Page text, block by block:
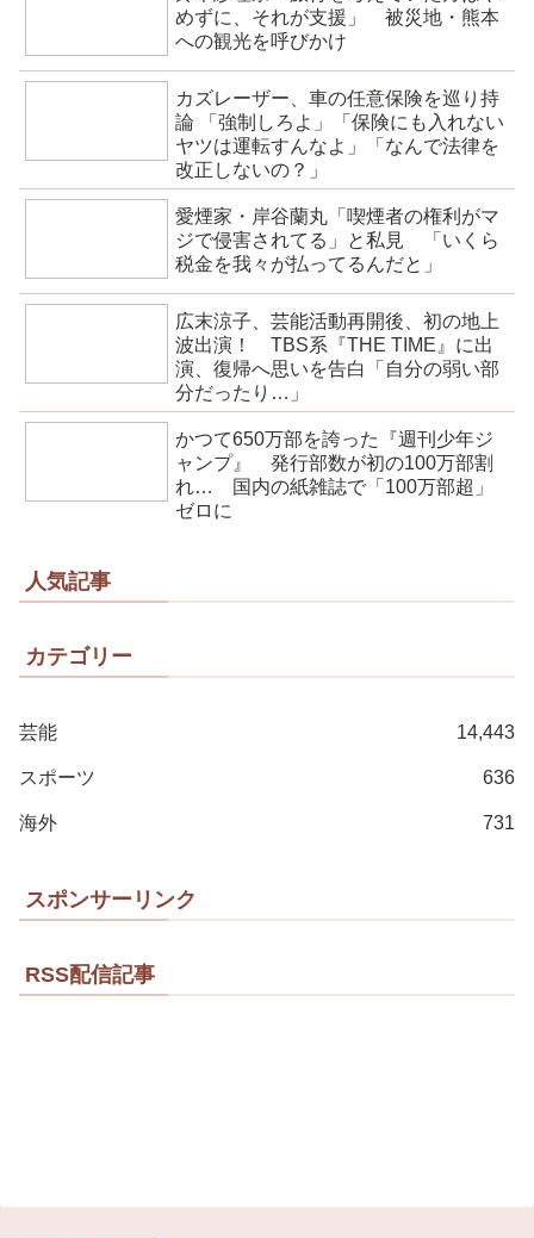
めずに、それが支援」 被災地・熊本
への観光を呼びかけ
カズレーザー、車の任意保険を巡り持
論 「強制しろよ」「保険にも入れない
ヤツは運転すんなよ」「なんで法律を
改正しないの？」
愛煙家・岸谷蘭丸「喫煙者の権利がマ
ジで侵害されてる」と私見 「いくら
税金を我々が払ってるんだと」
広末涼子、芸能活動再開後、初の地上
波出演！ TBS系『THE TIME』に出
演、復帰へ思いを告白「自分の弱い部
分だったり…」
かつて650万部を誇った『週刊少年ジ
ャンプ』 発行部数が初の100万部割
れ… 国内の紙雑誌で「100万部超」
ゼロに
人気記事
カテゴリー
芸能 14,443
スポーツ 636
海外 731
スポンサーリンク
RSS配信記事